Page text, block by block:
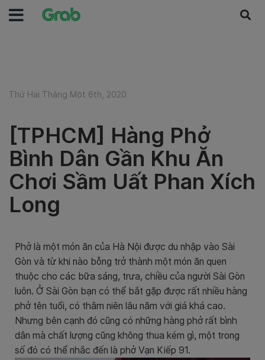
Thứ Hai Tháng Một 6th, 2020
[TPHCM] Hàng Phở
Bình Dân Gần Khu Ăn
Chơi Sầm Uất Phan Xích
Long
Phở là một món ăn của Hà Nội được du nhập vào Sài
Gòn và từ khi nào bỗng trở thành một món ăn quen
thuộc cho các bữa sáng, trưa, chiều của người Sài Gòn
luôn. Ở Sài Gòn bạn có thể bắt gặp được rất nhiều hàng
phở tên tuổi, có thâm niên lâu năm với giá khá cao.
Nhưng bên cạnh đó cũng có những hàng phở rất bình
dân mà chất lượng cũng không thua kém gì, một trong
số đó có thể nhắc đến là phở Vạn Kiếp 91.